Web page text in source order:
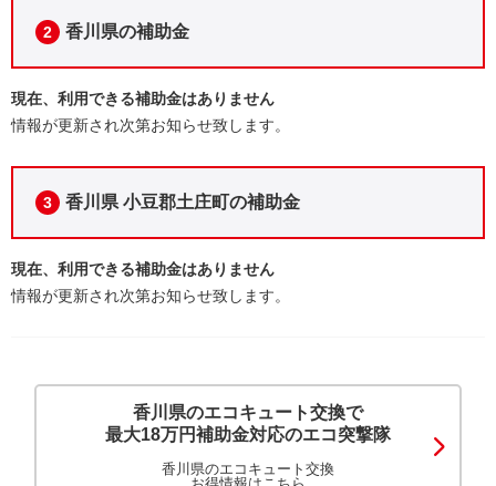
2 香川県の補助金
現在、利用できる補助金はありません
情報が更新され次第お知らせ致します。
3 香川県 小豆郡土庄町の補助金
現在、利用できる補助金はありません
情報が更新され次第お知らせ致します。
香川県のエコキュート交換で
最大18万円補助金対応のエコ突撃隊
香川県のエコキュート交換